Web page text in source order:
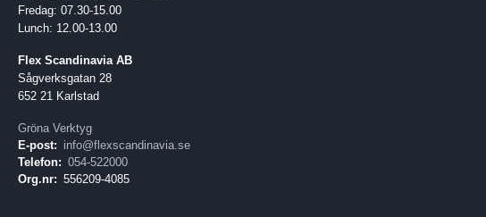
Fredag: 07.30-15.00
Lunch: 12.00-13.00
Flex Scandinavia AB
Sågverksgatan 28
652 21 Karlstad
Gröna Verktyg
E-post: info@flexscandinavia.se
Telefon: 054-522000
Org.nr: 556209-4085